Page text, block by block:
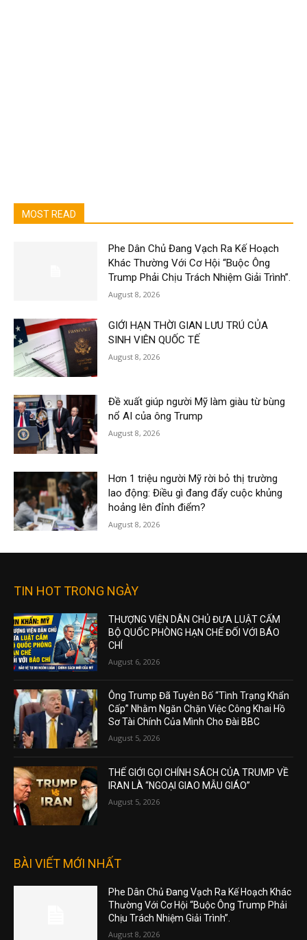
MOST READ
Phe Dân Chủ Đang Vạch Ra Kế Hoạch
Khác Thường Với Cơ Hội “Buộc Ông
Trump Phải Chịu Trách Nhiệm Giải Trình”.
August 8, 2026
GIỚI HẠN THỜI GIAN LƯU TRÚ CỦA
SINH VIÊN QUỐC TẾ
August 8, 2026
Đề xuất giúp người Mỹ làm giàu từ bùng
nổ AI của ông Trump
August 8, 2026
Hơn 1 triệu người Mỹ rời bỏ thị trường
lao động: Điều gì đang đẩy cuộc khủng
hoảng lên đỉnh điểm?
August 8, 2026
TIN HOT TRONG NGÀY
THƯỢNG VIỆN DÂN CHỦ ĐƯA LUẬT CẤM
BỘ QUỐC PHÒNG HẠN CHẾ ĐỐI VỚI BÁO
CHÍ
August 6, 2026
Ông Trump Đã Tuyên Bố “Tình Trạng Khẩn
Cấp” Nhằm Ngăn Chặn Việc Công Khai Hồ
Sơ Tài Chính Của Mình Cho Đài BBC
August 5, 2026
THẾ GIỚI GỌI CHÍNH SÁCH CỦA TRUMP VỀ
IRAN LÀ “NGOẠI GIAO MẪU GIÁO”
August 5, 2026
BÀI VIẾT MỚI NHẤT
Phe Dân Chủ Đang Vạch Ra Kế Hoạch Khác
Thường Với Cơ Hội “Buộc Ông Trump Phải
Chịu Trách Nhiệm Giải Trình”.
August 8, 2026